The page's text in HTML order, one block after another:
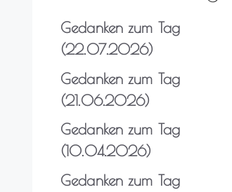
Gedanken zum Tag
(22.07.2026)
Gedanken zum Tag
(21.06.2026)
Gedanken zum Tag
(10.04.2026)
Gedanken zum Tag